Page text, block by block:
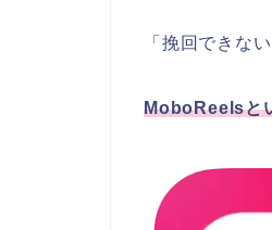
「挽回できな
MoboReelsと